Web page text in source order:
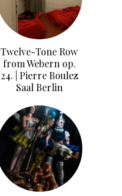
Twelve-Tone Row
from Webern op.
24. | Pierre Boulez
Saal Berlin